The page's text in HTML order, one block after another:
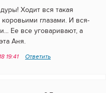
Ходит вся такая
глазами. И вся-
Ее все уговаривают, а
Аня.
19:41 Ответить